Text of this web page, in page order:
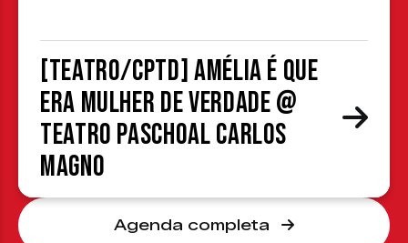
[TEATRO/CPTD] Amélia é que
era mulher de verdade @
Teatro Paschoal Carlos
Magno
Agenda completa